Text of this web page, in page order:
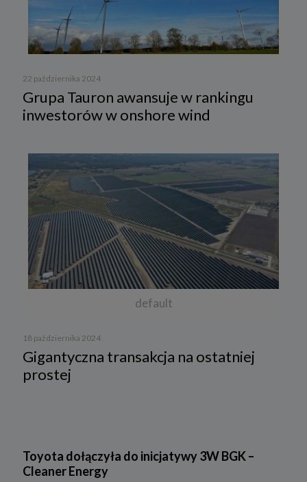
22 października 2024
Grupa Tauron awansuje w rankingu
inwestorów w onshore wind
default
18 października 2024
Gigantyczna transakcja na ostatniej
prostej
Toyota dołączyła do inicjatywy 3W BGK –
Cleaner Energy